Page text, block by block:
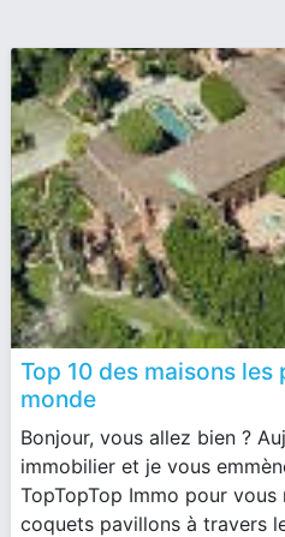
Top 10 des maisons les
monde
Bonjour, vous allez bien ?
immobilier et je vous
TopTopTop Immo pour
coquets pavillons à travers